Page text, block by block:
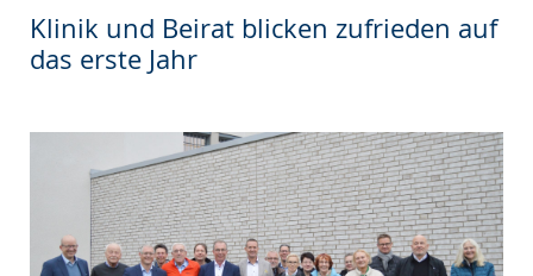
Klinik und Beirat blicken zufrieden auf
das erste Jahr
angezeigt.